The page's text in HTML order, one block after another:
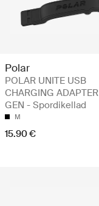
Polar
POLAR UNITE USB
CHARGING ADAPTER
GEN - Spordikellad
M
15.90 €